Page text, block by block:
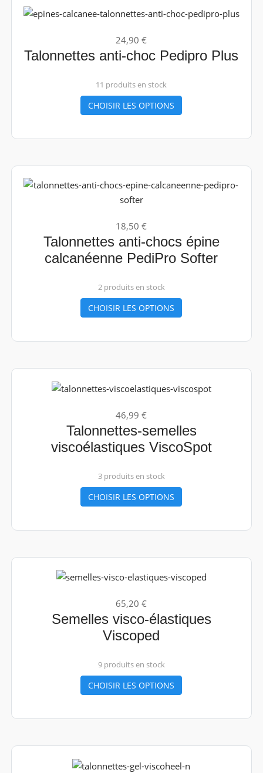
24,90 €
Talonnettes anti-choc Pedipro Plus
11 produits en stock
CHOISIR LES OPTIONS
18,50 €
Talonnettes anti-chocs épine
calcanéenne PediPro Softer
2 produits en stock
CHOISIR LES OPTIONS
46,99 €
Talonnettes-semelles
viscoélastiques ViscoSpot
3 produits en stock
CHOISIR LES OPTIONS
65,20 €
Semelles visco-élastiques
Viscoped
9 produits en stock
CHOISIR LES OPTIONS